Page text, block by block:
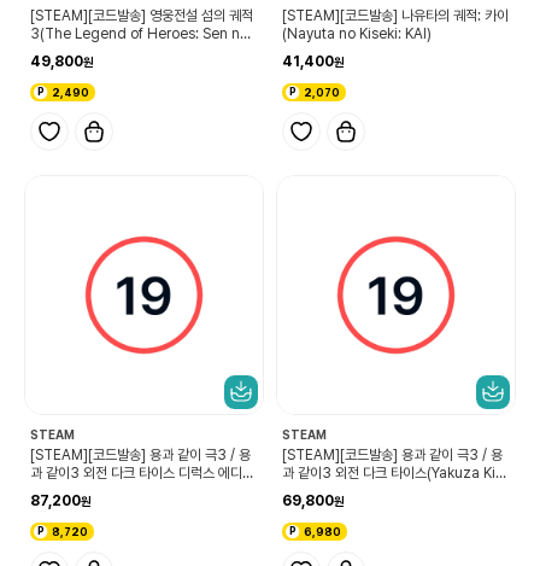
[STEAM][코드발송] 영웅전설 섬의 궤적
3(The Legend of Heroes: Sen no
49,800
2,490
[STEAM][코드발송] 나유타의 궤적: 카이
(Nayuta no Kiseki: KAI)
41,400
2,070
STEAM
[STEAM][코드발송] 용과 같이 극3 / 용
과 같이3 외전 다크 타이스 디럭스 에디션
uxe Edition)
87,200
8,720
STEAM
[STEAM][코드발송] 용과 같이 극3 / 용
과 같이3 외전 다크 타이스(Yakuza Kiw
69,800
6,980